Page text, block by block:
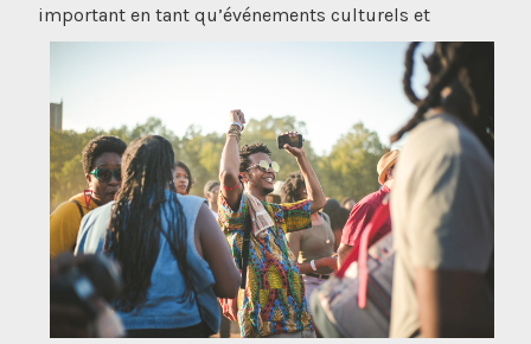
important en tant qu’événements culturels et